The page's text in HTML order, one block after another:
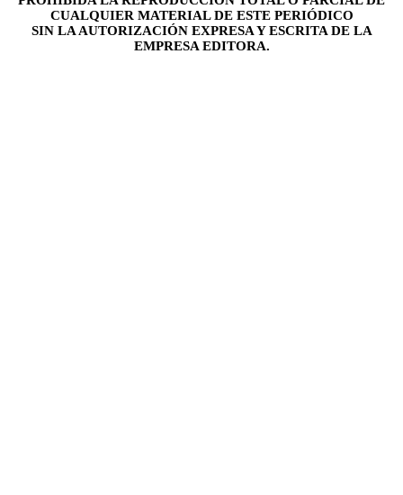
CUALQUIER MATERIAL DE ESTE PERIÓDICO
SIN LA AUTORIZACIÓN EXPRESA Y ESCRITA DE LA
EMPRESA EDITORA.